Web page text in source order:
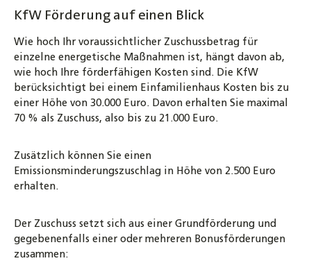
KfW Förderung auf einen Blick
Wie hoch Ihr voraussichtlicher Zuschussbetrag für
einzelne energetische Maßnahmen ist, hängt davon ab,
wie hoch Ihre förderfähigen Kosten sind. Die KfW
berücksichtigt bei einem Einfamilienhaus Kosten bis zu
einer Höhe von 30.000 Euro. Davon erhalten Sie maximal
70 % als Zuschuss, also bis zu 21.000 Euro.
Zusätzlich können Sie einen
Emissionsminderungszuschlag in Höhe von 2.500 Euro
erhalten.
Der Zuschuss setzt sich aus einer Grundförderung und
gegebenenfalls einer oder mehreren Bonusförderungen
zusammen: